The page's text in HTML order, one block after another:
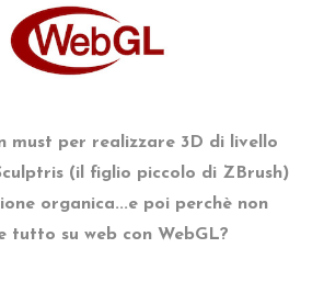
must per realizzare 3D di livello
(il figlio piccolo di ZBrush)
organica...e poi perchè non
tutto su web con WebGL?